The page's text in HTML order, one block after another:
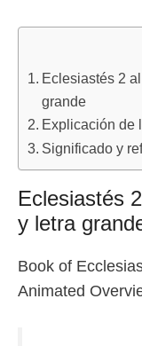
Eclesiastés 2
grande
Explicación de
Significado y
Eclesiastés
y letra
Book of
Animated